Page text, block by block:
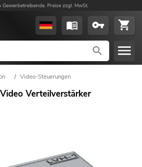
Preise zzgl. MwSt.
/ Video-Steuerungen
Verteilverstärker